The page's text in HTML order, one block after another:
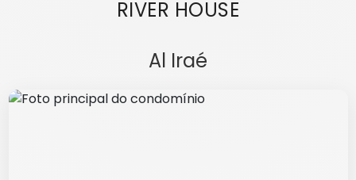
RIVER HOUSE
Al Iraé